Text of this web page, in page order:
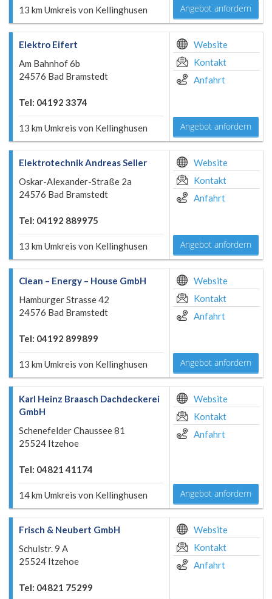
13 km Umkreis von Kellinghusen Angebot anfordern
Elektro Eifert
Am Bahnhof 6b
24576 Bad Bramstedt
Tel: 04192 3374
13 km Umkreis von Kellinghusen
Website
Kontakt
Anfahrt
Angebot anfordern
Elektrotechnik Andreas Seller
Oskar-Alexander-Straße 2a
24576 Bad Bramstedt
Tel: 04192 889975
13 km Umkreis von Kellinghusen
Website
Kontakt
Anfahrt
Angebot anfordern
Clean – Energy – House GmbH
Hamburger Strasse 42
24576 Bad Bramstedt
Tel: 04192 899899
13 km Umkreis von Kellinghusen
Website
Kontakt
Anfahrt
Angebot anfordern
Karl Heinz Braasch Dachdeckerei
GmbH
Schenefelder Chaussee 81
25524 Itzehoe
Tel: 04821 41174
14 km Umkreis von Kellinghusen
Website
Kontakt
Anfahrt
Angebot anfordern
Frisch & Neubert GmbH
Schulstr. 9 A
25524 Itzehoe
Tel: 04821 75299
Website
Kontakt
Anfahrt